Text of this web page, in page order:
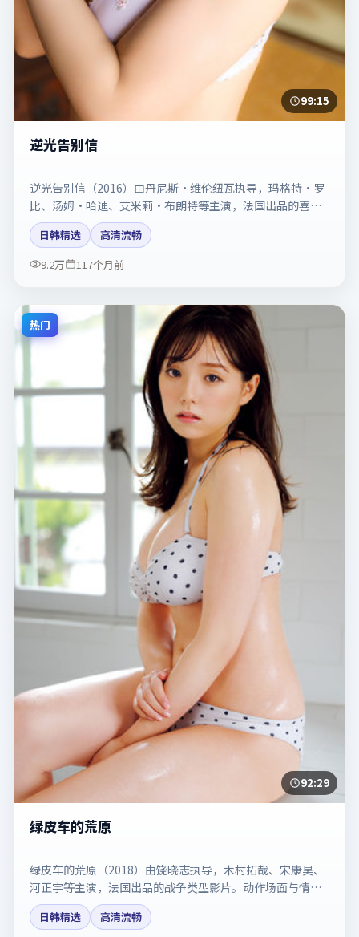
99:15
逆光告别信
逆光告别信（2016）由丹尼斯·维伦纽瓦执导，玛格特·罗
比、汤姆·哈迪、艾米莉·布朗特等主演，法国出品的喜剧
类型影片。动作场面与情感戏比例拿捏得当。剧情简介与主
创信息可供检索参考，上映日期以片方资料为准。
日韩精选
高清流畅
9.2万
117个月前
热门
92:29
绿皮车的荒原
绿皮车的荒原（2018）由饶晓志执导，木村拓哉、宋康昊、
河正宇等主演，法国出品的战争类型影片。动作场面与情感
戏比例拿捏得当。剧情简介与主创信息可供检索参考，上映
日期以片方资料为准。
日韩精选
高清流畅